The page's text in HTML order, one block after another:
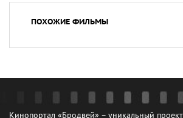
ПОХОЖИЕ ФИЛЬМЫ
Кинопортал «Бродвей» – уникальный